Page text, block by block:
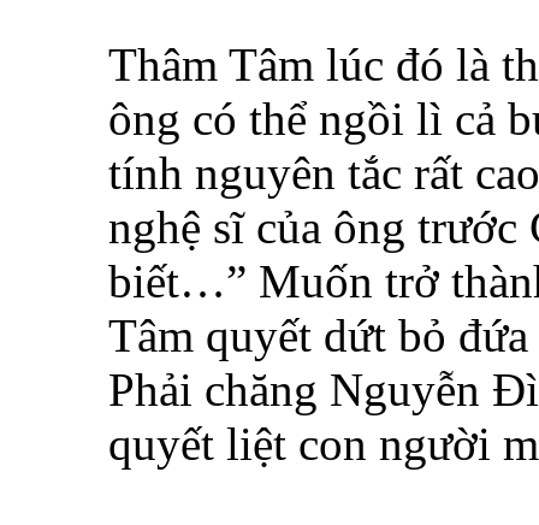
Thâm Tâm lúc đó là
ông có thể ngồi lì cả
tính nguyên tắc rất
nghệ sĩ của ông trước
biết…” Muốn trở
Tâm quyết dứt bỏ
Phải chăng Nguyễn
quyết liệt con người